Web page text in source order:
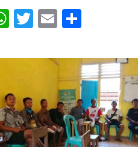
W
at
A
p
p
T
itt
E
ai
l
ar
e